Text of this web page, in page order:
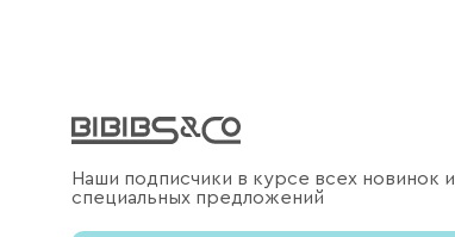
Наши подписчики в курсе всех новинок и
специальных предложений